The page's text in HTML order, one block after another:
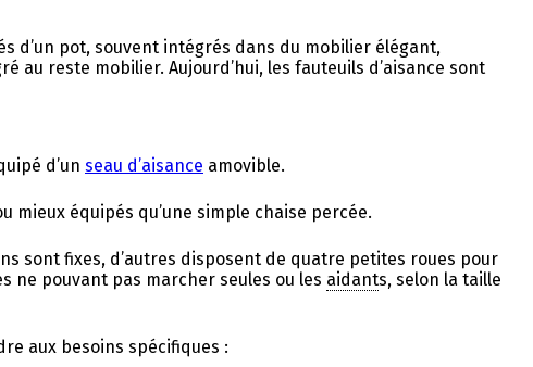
d’un pot, souvent intégrés dans du mobilier élégant,
reste mobilier. Aujourd’hui, les fauteuils d’aisance sont
d’un seau d’aisance amovible.
équipés qu’une simple chaise percée.
sont fixes, d’autres disposent de quatre petites roues pour
ne pouvant pas marcher seules ou les aidants, selon la taille
aux besoins spécifiques :